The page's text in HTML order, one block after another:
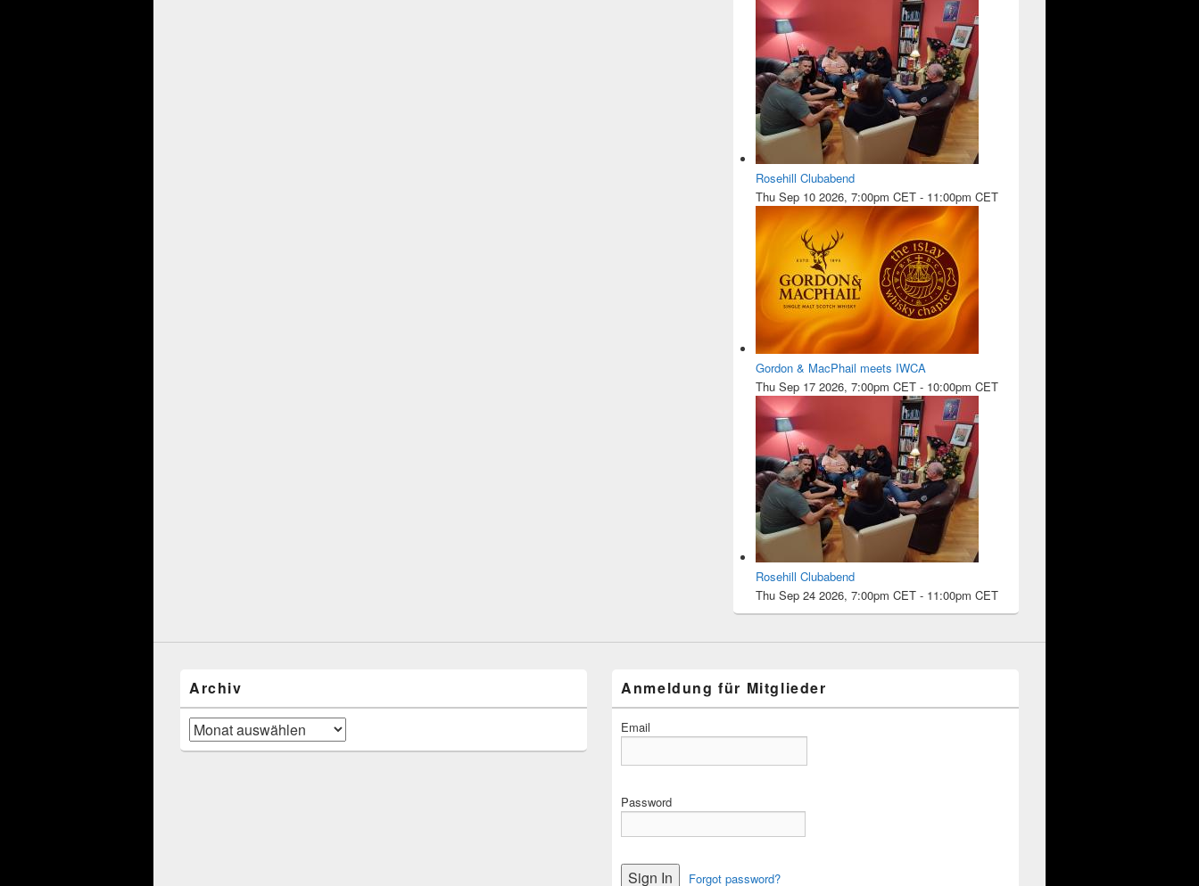
Rosehill Clubabend
Thu Sep 10 2026, 7:00pm CET - 11:00pm CET
Gordon & MacPhail meets IWCA
Thu Sep 17 2026, 7:00pm CET - 10:00pm CET
Rosehill Clubabend
Thu Sep 24 2026, 7:00pm CET - 11:00pm CET
Archiv
Archiv
Anmeldung für Mitglieder
Email
Password
Forgot password?